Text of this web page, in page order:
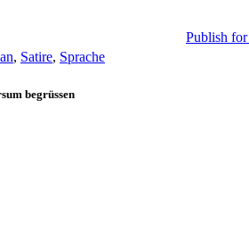
Publish for
, Satire, Sprache
begrüssen